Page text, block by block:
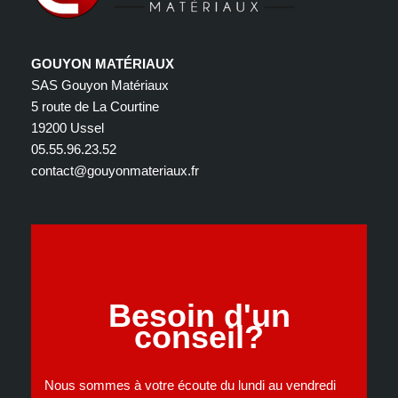
GOUYON MATÉRIAUX
SAS Gouyon Matériaux
5 route de La Courtine
19200 Ussel
05.55.96.23.52
contact@gouyonmateriaux.fr
Besoin d'un
conseil?
Nous sommes à votre écoute du lundi au vendredi